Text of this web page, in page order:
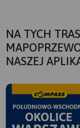
NA TYCH
NASZEJ